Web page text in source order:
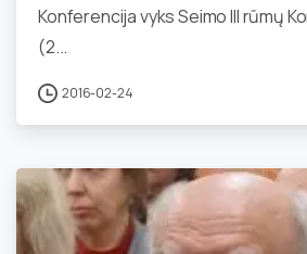
Konferencija vyks Seimo III rūmų
(2...
2016-02-24